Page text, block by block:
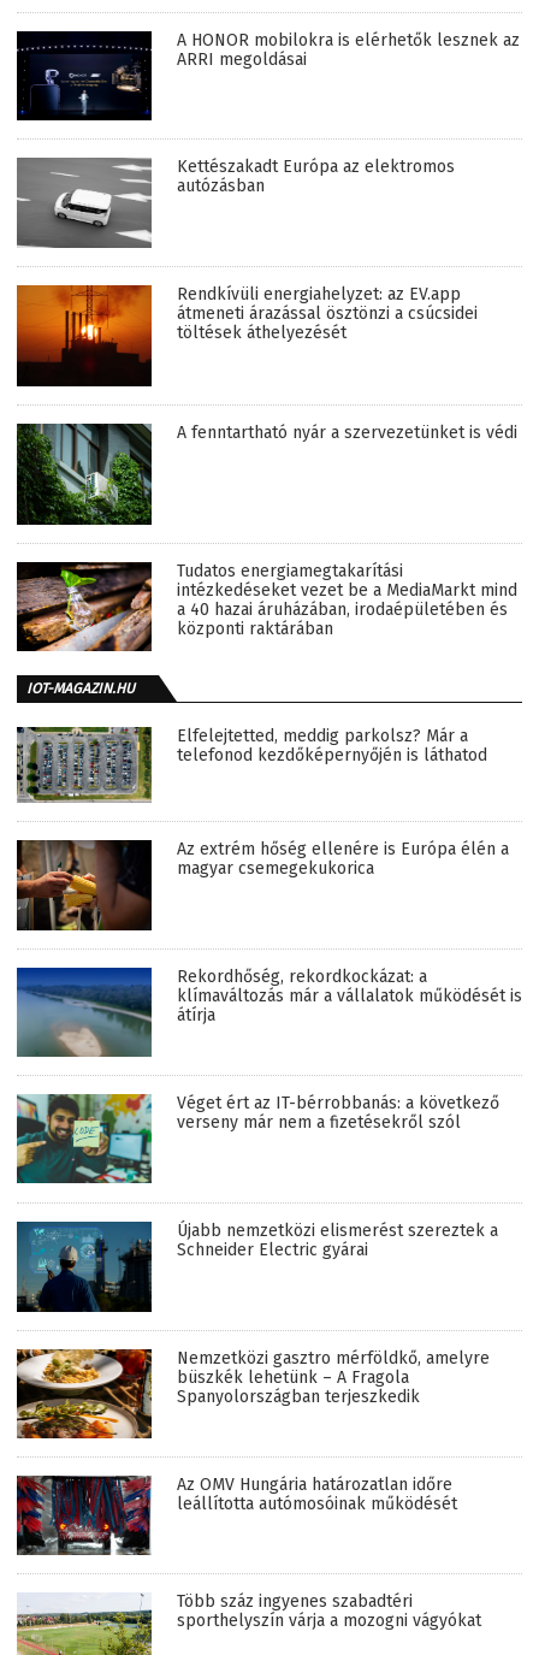
A HONOR mobilokra is elérhetők lesznek az
ARRI megoldásai
Kettészakadt Európa az elektromos
autózásban
Rendkívüli energiahelyzet: az EV.app
átmeneti árazással ösztönzi a csúcsidei
töltések áthelyezését
A fenntartható nyár a szervezetünket is védi
Tudatos energiamegtakarítási
intézkedéseket vezet be a MediaMarkt mind
a 40 hazai áruházában, irodaépületében és
központi raktárában
IOT-MAGAZIN.HU
Elfelejtetted, meddig parkolsz? Már a
telefonod kezdőképernyőjén is láthatod
Az extrém hőség ellenére is Európa élén a
magyar csemegekukorica
Rekordhőség, rekordkockázat: a
klímaváltozás már a vállalatok működését is
átírja
Véget ért az IT-bérrobbanás: a következő
verseny már nem a fizetésekről szól
Újabb nemzetközi elismerést szereztek a
Schneider Electric gyárai
Nemzetközi gasztro mérföldkő, amelyre
büszkék lehetünk – A Fragola
Spanyolországban terjeszkedik
Az OMV Hungária határozatlan időre
leállította autómosóinak működését
Több száz ingyenes szabadtéri
sporthelyszín várja a mozogni vágyókat